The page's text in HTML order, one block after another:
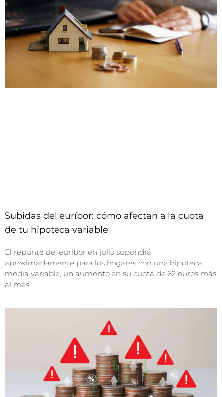
Subidas del euríbor: cómo afectan a la cuota
de tu hipoteca variable
El repunte del euríbor en julio supondrá
aproximadamente para los hogares con una hipoteca
media variable, un aumento en su cuota de 62 euros más
al mes.